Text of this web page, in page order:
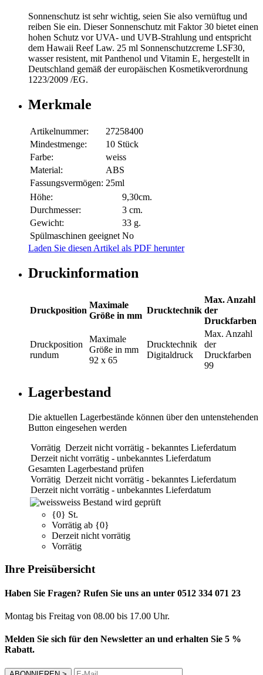
Sonnenschutz ist sehr wichtig, seien Sie also vernüftug und
reiben Sie ein. Dieser Sonnenschutz mit Faktor 30 bietet einen
hohen Schutz vor UVA- und UVB-Strahlung und entspricht
dem Hawaii Reef Law. 25 ml Sonnenschutzcreme LSF30,
wasser resistent, mit Panthenol und Vitamin E, hergestellt in
Deutschland gemäß der europäischen Kosmetikverordnung
1223/2009 /EG.
Merkmale
Artikelnummer:
27258400
Mindestmenge:
10 Stück
Farbe:
weiss
Material:
ABS
Fassungsvermögen: 25ml
Höhe:
9,30cm.
Durchmesser:
3 cm.
Gewicht:
33 g.
Spülmaschinen geeignet No
Laden Sie diesen Artikel als PDF herunter
Druckinformation
Druckposition
Maximale
Größe in mm
Drucktechnik
Max. Anzahl
der
Druckfarben
Druckposition
rundum
Maximale
Größe in mm
92 x 65
Drucktechnik
Digitaldruck
Max. Anzahl
der
Druckfarben
99
Lagerbestand
Die aktuellen Lagerbestände können über den untenstehenden
Button eingesehen werden
Vorrätig Derzeit nicht vorrätig - bekanntes Lieferdatum
Derzeit nicht vorrätig - unbekanntes Lieferdatum
Gesamten Lagerbestand prüfen
Vorrätig Derzeit nicht vorrätig - bekanntes Lieferdatum
Derzeit nicht vorrätig - unbekanntes Lieferdatum
weiss Bestand wird geprüft
{0} St.
Vorrätig ab {0}
Derzeit nicht vorrätig
Vorrätig
Ihre Preisübersicht
Haben Sie Fragen? Rufen Sie uns an unter 0512 334 071 23
Montag bis Freitag von 08.00 bis 17.00 Uhr.
Melden Sie sich für den Newsletter an und erhalten Sie 5 %
Rabatt.